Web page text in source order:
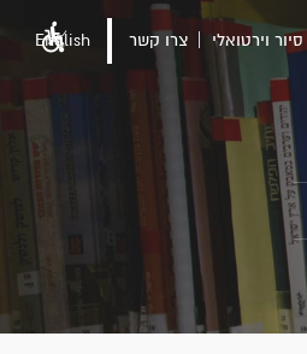
סיור וירטואלי צרו קשר English